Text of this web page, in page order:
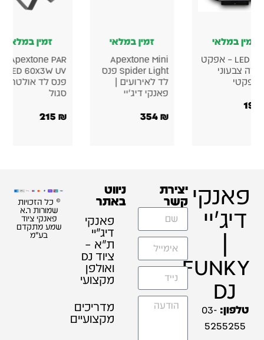
זמין במלאי
כדור LED – אפקט
צבעוני
זמין במלאי
Apextone Mini
Spider Light פנס
לד לאירועים |
פאנקי דיג'יי
₪
354
זמין במלאי
Apextone PAR
פנס לד אולטרה
סגול
₪
215
פאנקי
דיג'יי
|
FUNKY
DJ
טלפון: 03-
5255255
יצירת
קשר
ניווט
באתר
פאנקי
דיג׳יי
ת"א –
ציוד DJ
ואולפן
מקצועי
מדריכים
מקצועיים
© כל הזכויות
שמורות ר.א
פאנקי ציוד
שמע מתקדם
בע"מ